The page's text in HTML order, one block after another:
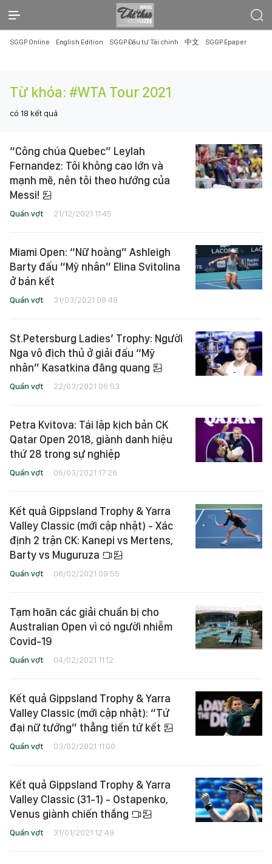
SGGP Online English Edition SGGP Đầu tư Tài chính 中文 SGGP Epaper
Từ khóa: #WTA Tour 2021
có 18 kết quả
“Công chúa Quebec” Leylah
Fernandez: Tôi không cao lớn và
mạnh mẽ, nên tôi theo hướng của
Messi!
Quần vợt 21/12/2021 11:45
Miami Open: “Nữ hoàng” Ashleigh
Barty đấu “Mỹ nhân” Elina Svitolina
ở bán kết
Quần vợt 31/03/2021 08:49
St.Petersburg Ladies’ Trophy: Người
Nga vô địch thủ ở giải đấu “Mỹ
nhân” Kasatkina đăng quang
Quần vợt 22/03/2021 06:53
Petra Kvitova: Tái lập kịch bản CK
Qatar Open 2018, giành danh hiệu
thứ 28 trong sự nghiệp
Quần vợt 06/03/2021 17:26
Kết quả Gippsland Trophy & Yarra
Valley Classic (mới cập nhật) - Xác
định 2 trận CK: Kanepi vs Mertens,
Barty vs Muguruza
Quần vợt 06/02/2021 09:55
Tạm hoãn các giải chuẩn bị cho
Australian Open vì có người nhiễm
Covid-19
Quần vợt 04/02/2021 11:12
Kết quả Gippsland Trophy & Yarra
Valley Classic (mới cập nhật): “Tứ
đại nữ tướng” thẳng tiến tứ kết
Quần vợt 03/02/2021 11:00
Kết quả Gippsland Trophy & Yarra
Valley Classic (31-1) - Ostapenko,
Venus giành chiến thắng
Quần vợt 31/01/2021 12:49